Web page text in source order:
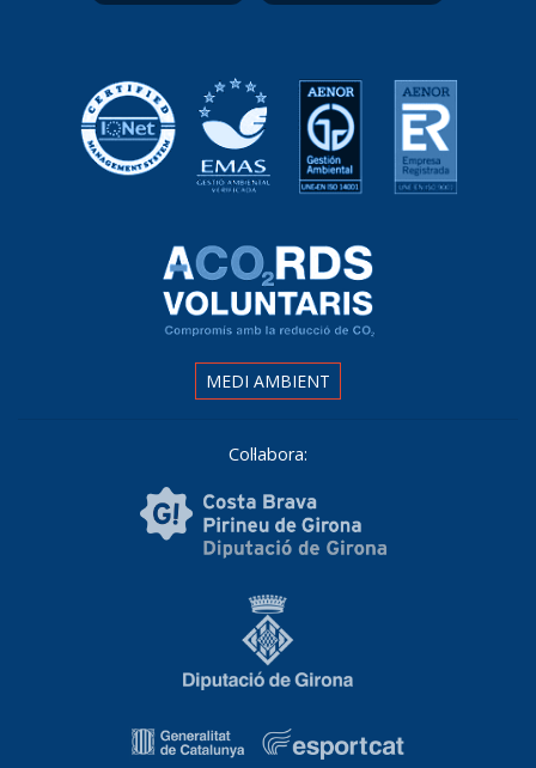
MEDI AMBIENT
Col·labora: